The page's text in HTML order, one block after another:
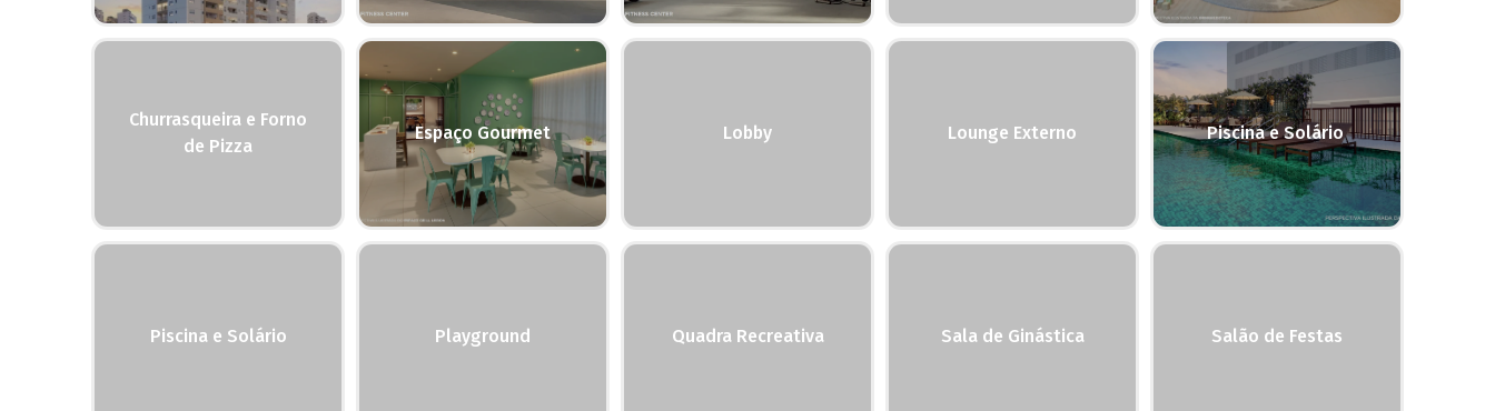
Churrasqueira e Forno
de Pizza
Espaço Gourmet Lobby Lounge Externo Piscina e Solário
Piscina e Solário Playground Quadra Recreativa Sala de Ginástica Salão de Festas